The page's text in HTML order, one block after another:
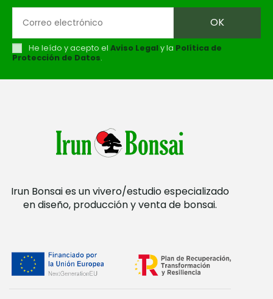
He leído y acepto el Aviso Legaly la Política de
Protección de Datos.
Irun Bonsai es un vivero/estudio especializado
en diseño, producción y venta de bonsai.